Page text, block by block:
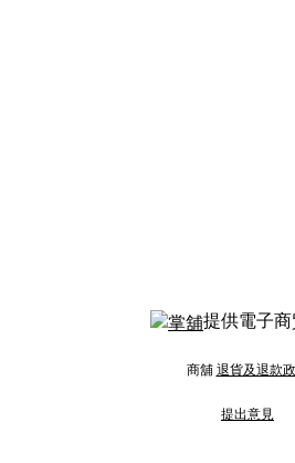
提供電子商
商舖 退貨及退款
提出意見